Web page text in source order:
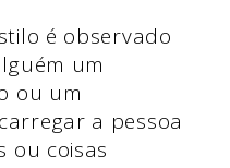
é observado
um
ou um
a pessoa
ou coisas